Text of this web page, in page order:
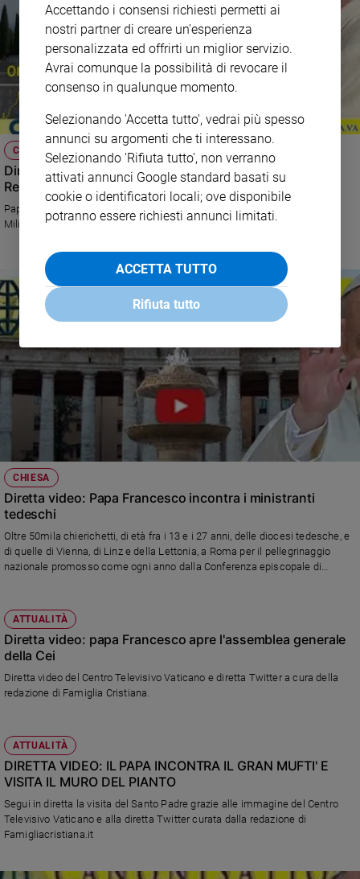
CHIESA
Diretta video: Santa Messa al Sacrario Militare di
Redipuglia
Papa Francesco presiede la celebrazione eucaristica presso il Sacrario
Militare in provincia di Gorizia.
CHIESA
Diretta video: Papa Francesco incontra i ministranti
tedeschi
Oltre 50mila chierichetti, di età fra i 13 e i 27 anni, delle diocesi tedesche, e
di quelle di Vienna, di Linz e della Lettonia, a Roma per il pellegrinaggio
nazionale promosso come ogni anno dalla Conferenza episcopale di
cura del Centro Televisivo Vaticano)
ATTUALITÀ
Diretta video: papa Francesco apre l'assemblea generale
della Cei
Diretta video del Centro Televisivo Vaticano e diretta Twitter a cura della
redazione di Famiglia Cristiana.
ATTUALITÀ
DIRETTA VIDEO: IL PAPA INCONTRA IL GRAN MUFTI' E
VISITA IL MURO DEL PIANTO
Segui in diretta la visita del Santo Padre grazie alle immagine del Centro
Televisivo Vaticano e alla diretta Twitter curata dalla redazione di
Famigliacristiana.it
Accettando i consensi richiesti permetti ai
nostri partner di creare un'esperienza
personalizzata ed offrirti un miglior servizio.
Avrai comunque la possibilità di revocare il
consenso in qualunque momento.
Selezionando 'Accetta tutto', vedrai più spesso
annunci su argomenti che ti interessano.
Selezionando 'Rifiuta tutto', non verranno
attivati annunci Google standard basati su
cookie o identificatori locali; ove disponibile
potranno essere richiesti annunci limitati.
ACCETTA TUTTO
Rifiuta tutto